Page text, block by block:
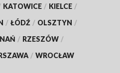
KATOWICE / KIELCE /
/ ŁÓDŹ / OLSZTYN /
/ RZESZÓW /
/ WROCŁAW